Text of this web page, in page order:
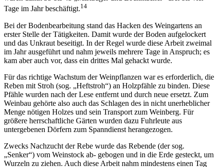
Tage im Jahr beschäftigt.14
Bei der Bodenbearbeitung stand das Hacken des Weingartens an
erster Stelle der Tätigkeiten. Damit wurde der Boden aufgelockert
und das Unkraut beseitigt. In der Regel wurde diese Arbeit zweimal
im Jahr ausgeführt und nahm jeweils mehrere Tage in Anspruch; es
kam aber auch vor, dass ein drittes Mal gehackt wurde.
Für das richtige Wachstum der Weinpflanzen war es erforderlich, die
Reben mit Stroh (sog. „Heftstroh“) an Holzpfähle zu binden. Diese
Pfähle wurden nach der Lese entfernt und durch neue ersetzt. Zum
Weinbau gehörte also auch das Schlagen des in nicht unerheblicher
Menge nötigen Holzes und sein Transport zum Weinberg. Für
größere herrschaftliche Gärten wurden dazu Fuhrleute aus
untergebenen Dörfern zum Spanndienst herangezogen.
Zwecks Nachzucht der Rebe wurde das Rebende (der sog.
„Senker“) vom Weinstock ab- gebogen und in die Erde gesteckt, um
Wurzeln zu ziehen. Auch diese Arbeit nahm mindestens einen Tag